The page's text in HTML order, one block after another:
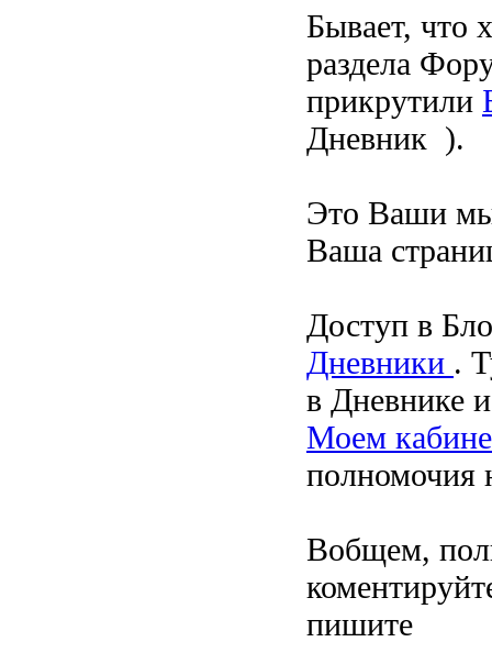
Бывает, что
раздела
прикрутили
Дневник ).
Это Ваши
Ваша
Доступ в
Дневники .
в Дневнике
Моем
полномочия
Вобщем,
пишите